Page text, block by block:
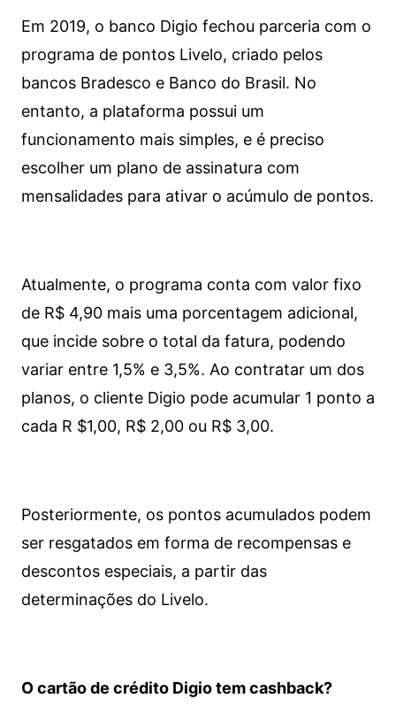
Em 2019, o banco Digio fechou parceria com o
programa de pontos Livelo, criado pelos
bancos Bradesco e Banco do Brasil. No
entanto, a plataforma possui um
funcionamento mais simples, e é preciso
escolher um plano de assinatura com
mensalidades para ativar o acúmulo de pontos.
Atualmente, o programa conta com valor fixo
de R$ 4,90 mais uma porcentagem adicional,
que incide sobre o total da fatura, podendo
variar entre 1,5% e 3,5%. Ao contratar um dos
planos, o cliente Digio pode acumular 1 ponto a
cada R $1,00, R$ 2,00 ou R$ 3,00.
Posteriormente, os pontos acumulados podem
ser resgatados em forma de recompensas e
descontos especiais, a partir das
determinações do Livelo.
O cartão de crédito Digio tem cashback?